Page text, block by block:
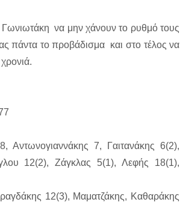
Γωνιωτάκη να μην χάνουν το ρυθμό τους
πάντα το προβάδισμα και στο τέλος να
Αντωνογιαννάκης 7, Γαιτανάκης 6(2),
12(2), Ζάγκλας 5(1), Λεφής 18(1),
12(3), Μαματζάκης, Καθαράκης